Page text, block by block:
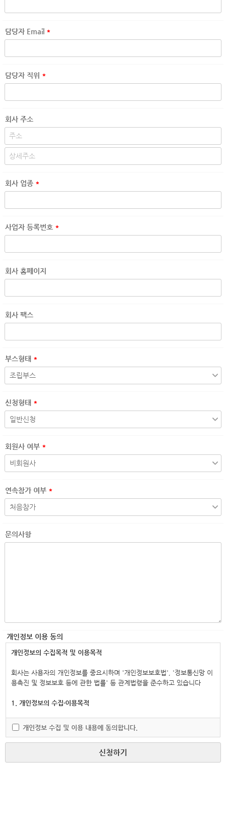
담당자 Email *
담당자 직위 *
회사 주소
회사 업종 *
사업자 등록번호 *
회사 홈페이지
회사 팩스
부스형태 *
신청형태 *
회원사 여부 *
연속참가 여부 *
문의사항
개인정보 이용 동의
개인정보의 수집목적 및 이용목적
회사는 사용자의 개인정보를 중요시하며 '개인정보보호법', '정보통신망 이
용촉진 및 정보보호 등에 관한 법률' 등 관계법령을 준수하고 있습니다
1. 개인정보의 수집∙이용목적
회사는 다음과 같은 목적으로 가맹점의 개인정보 항목을 수집 및 이용하고
있습니다.
- 당사의 서비스를 이용하기 위한 기본 정보 수집
- 당사의 새로운 서비스 및 정보 안내
개인정보 수집 및 이용 내용에 동의합니다.
신청하기